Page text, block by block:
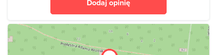
Dodaj opinię